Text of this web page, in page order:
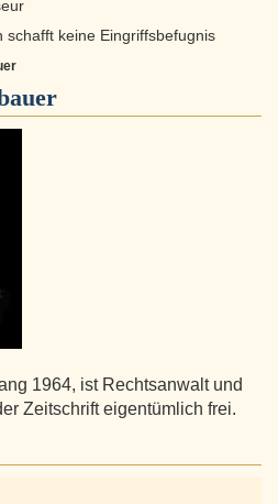
schafft keine Eingriffsbefugnis
1964, ist Rechtsanwalt und
Zeitschrift eigentümlich frei.